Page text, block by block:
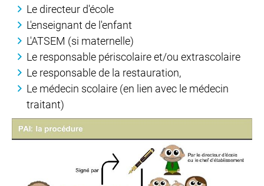
Le directeur d'école
L'enseignant de l'enfant
L'ATSEM (si maternelle)
Le responsable périscolaire et/ou extrascolaire
Le responsable de la restauration,
Le médecin scolaire (en lien avec le médecin
traitant)